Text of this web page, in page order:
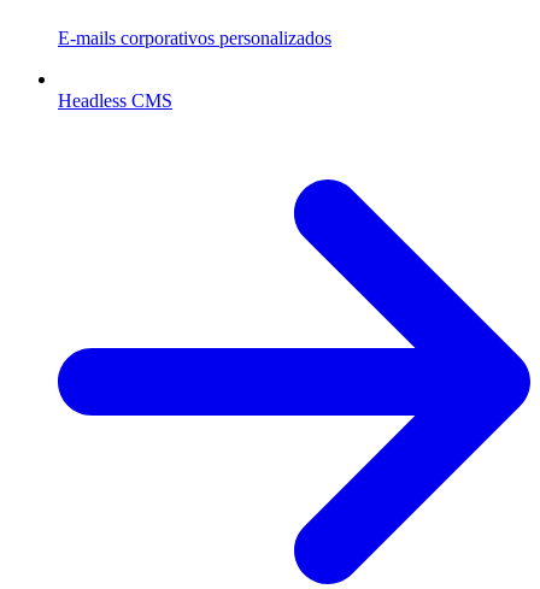
E-mails corporativos personalizados
Headless CMS